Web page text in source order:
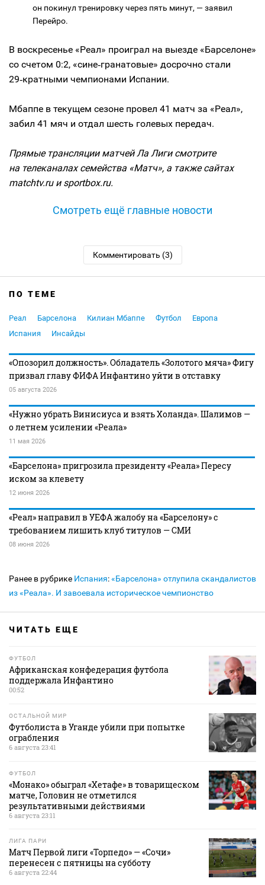
он покинул тренировку через пять минут, — заявил
Перейро.
В воскресенье «Реал» проиграл на выезде «Барселоне»
со счетом 0:2, «сине‑гранатовые» досрочно стали
29‑кратными чемпионами Испании.
Мбаппе в текущем сезоне провел 41 матч за «Реал»,
забил 41 мяч и отдал шесть голевых передач.
Прямые трансляции матчей Ла Лиги смотрите
на телеканалах семейства «Матч», а также сайтах
matchtv.ru и sportbox.ru.
Смотреть ещё главные новости
Комментировать (3)
ПО ТЕМЕ
Реал Барселона Килиан Мбаппе Футбол
Европа
Испания
Инсайды
«Опозорил должность». Обладатель «Золотого мяча» Фигу
призвал главу ФИФА Инфантино уйти в отставку
05 августа 2026
«Нужно убрать Винисиуса и взять Холанда». Шалимов —
о летнем усилении «Реала»
11 мая 2026
«Барселона» пригрозила президенту «Реала» Пересу
иском за клевету
12 июня 2026
«Реал» направил в УЕФА жалобу на «Барселону» с
требованием лишить клуб титулов — СМИ
08 июня 2026
Ранее в рубрике Испания:«Барселона» отлупила скандалистов
из «Реала». И завоевала историческое чемпионство
ЧИТАТЬ ЕЩЕ
ФУТБОЛ
Африканская конфедерация футбола
поддержала Инфантино
00:52
ОСТАЛЬНОЙ МИР
Футболиста в Уганде убили при попытке
ограбления
6 августа 23:41
ФУТБОЛ
«Монако» обыграл «Хетафе» в товарищеском
матче, Головин не отметился
результативными действиями
6 августа 23:11
ЛИГА ПАРИ
Матч Первой лиги «Торпедо» — «Сочи»
перенесен с пятницы на субботу
6 августа 22:44